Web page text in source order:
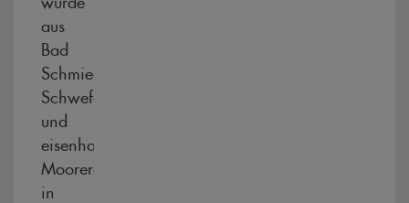
aus
Bad
Schmiedeberg
Schwefel-
und
eisenhaltige
Moorerde
in